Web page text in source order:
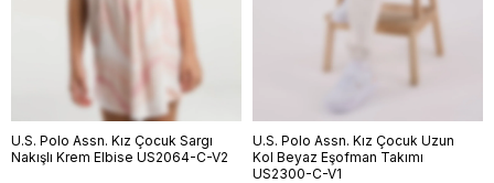
U.S. Polo Assn. Kız Çocuk Sargı
Nakışlı Krem Elbise US2064-C-V2
U.S. Polo Assn. Kız Çocuk Uzun
Kol Beyaz Eşofman Takımı
US2300-C-V1